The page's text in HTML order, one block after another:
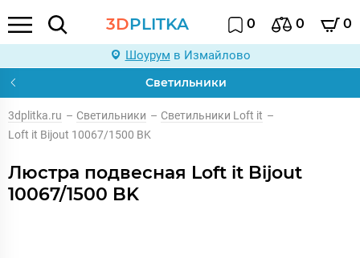
3DPLITKA 0 0 0
Шоурум в Измайлово
Светильники
3dplitka.ru – Светильники – Светильники Loft it –
Loft it Bijout 10067/1500 BK
Люстра подвесная Loft it Bijout
10067/1500 BK